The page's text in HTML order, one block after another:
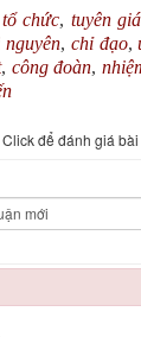
tổ chức, tuyên
nguyên, chỉ đạo,
, công đoàn,
Click để đánh giá